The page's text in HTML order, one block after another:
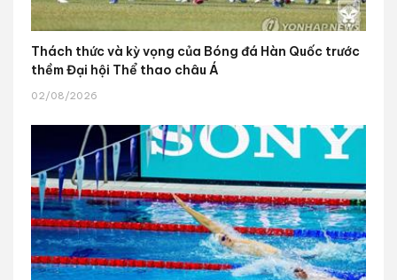
Thách thức và kỳ vọng của Bóng đá Hàn Quốc trước
thềm Đại hội Thể thao châu Á
02/08/2026